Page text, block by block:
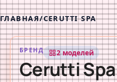
ГЛАВНАЯ/CERUTTI SPA
БРЕНД grid_view2 моделей
Cerutti Spa